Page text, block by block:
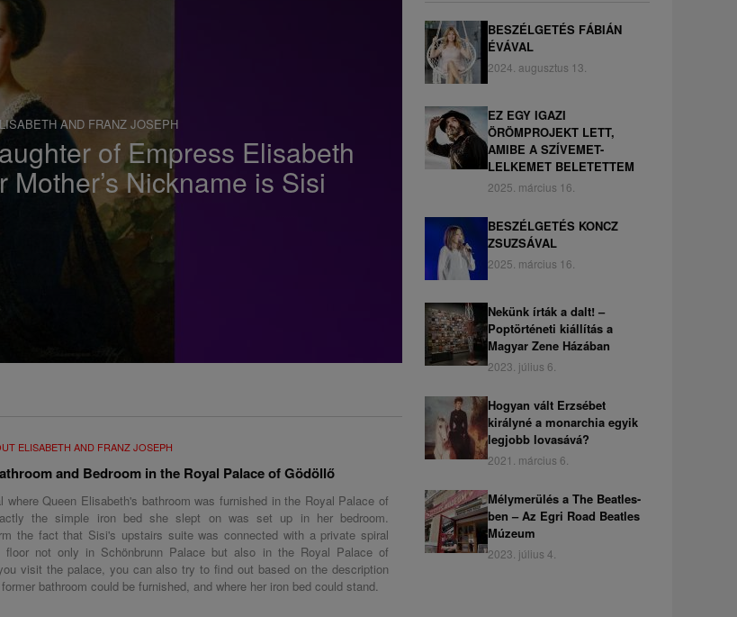
á
c
i
AND FRANZ JOSEPH
of Empress Elisabeth
Nickname is Sisi
ELISABETH AND FRANZ JOSEPH
and Bedroom in the Royal Palace of Gödöllő
where Queen Elisabeth's bathroom was furnished in the Royal Palace of
the simple iron bed she slept on was set up in her bedroom.
the fact that Sisi's upstairs suite was connected with a private spiral
floor not only in Schönbrunn Palace but also in the Royal Palace of
visit the palace, you can also try to find out based on the description
bathroom could be furnished, and where her iron bed could stand.
BESZÉLGETÉS FÁBIÁN
ÉVÁVAL
2024. augusztus 13.
EZ EGY IGAZI
ÖRÖMPROJEKT LETT,
AMIBE A SZÍVEMET-
LELKEMET BELETETTEM
2025. március 16.
BESZÉLGETÉS KONCZ
ZSUZSÁVAL
2025. március 16.
Nekünk írták a dalt! –
Poptörténeti kiállítás a
Magyar Zene Házában
2023. július 6.
Hogyan vált Erzsébet
királyné a monarchia egyik
legjobb lovasává?
2021. március 6.
Mélymerülés a The Beatles-
ben – Az Egri Road Beatles
Múzeum
2023. július 4.